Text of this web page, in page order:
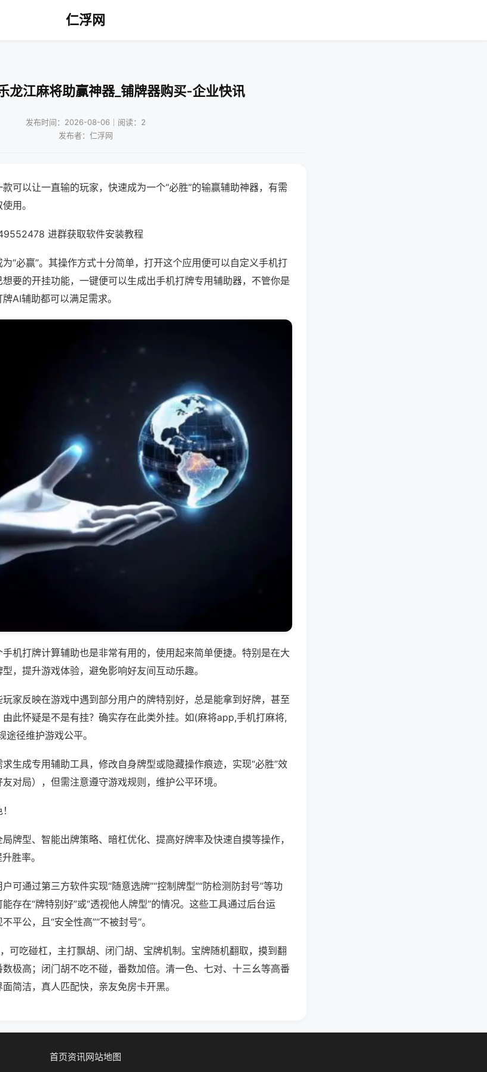
仁浮网
龙江麻将助赢神器_铺牌器购买-企业快讯
发布时间：2026-08-06｜阅读：2
发布者：仁浮网
可以让一直输的玩家，快速成为一个“必胜”的输赢辅助神器，有需
用。
进群获取软件安装教程
“必赢”。其操作方式十分简单，打开这个应用便可以自定义手机打
要的开挂功能，一键便可以生成出手机打牌专用辅助器，不管你是
AI辅助都可以满足需求。
机打牌计算辅助也是非常有用的，使用起来简单便捷。特别是在大
，提升游戏体验，避免影响好友间互动乐趣。
家反映在游戏中遇到部分用户的牌特别好，总是能拿到好牌，甚至
此怀疑是不是有挂？确实存在此类外挂。如(麻将app,手机打麻将,
径维护游戏公平。
生成专用辅助工具，修改自身牌型或隐藏操作痕迹，实现“必胜”效
对局），但需注意遵守游戏规则，维护公平环境。
牌型、智能出牌策略、暗杠优化、提高好牌率及快速自摸等操作，
胜率。
可通过第三方软件实现“随意选牌”“控制牌型”“防检测防封号”等功
存在“牌特别好”或“透视他人牌型”的情况。这些工具通过后台运
平公，且“安全性高”“不被封号”。
可吃碰杠，主打飘胡、闭门胡、宝牌机制。宝牌随机翻取，摸到翻
极高；闭门胡不吃不碰，番数加倍。清一色、七对、十三幺等高番
简洁，真人匹配快，亲友免房卡开黑。
首页资讯网站地图